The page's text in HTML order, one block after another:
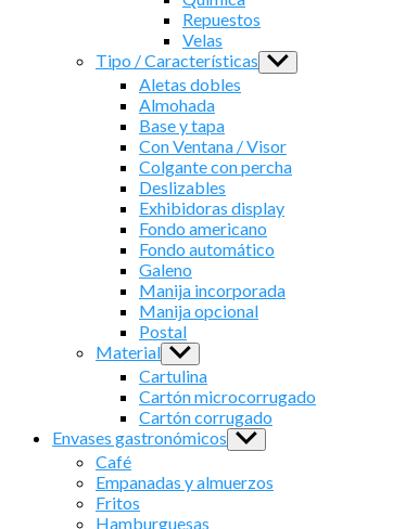
Repuestos
Velas
Tipo / Características Show
sub
Aletas dobles
Almohada
Base y tapa
Con Ventana / Visor
Colgante con percha
Deslizables
Exhibidoras display
Fondo americano
Fondo automático
Galeno
Manija incorporada
Manija opcional
Postal
Material Show
sub
menu
Cartulina
Cartón microcorrugado
Cartón corrugado
Envases gastronómicos Show
sub
Café
Empanadas y almuerzos
Fritos
Hamburguesas